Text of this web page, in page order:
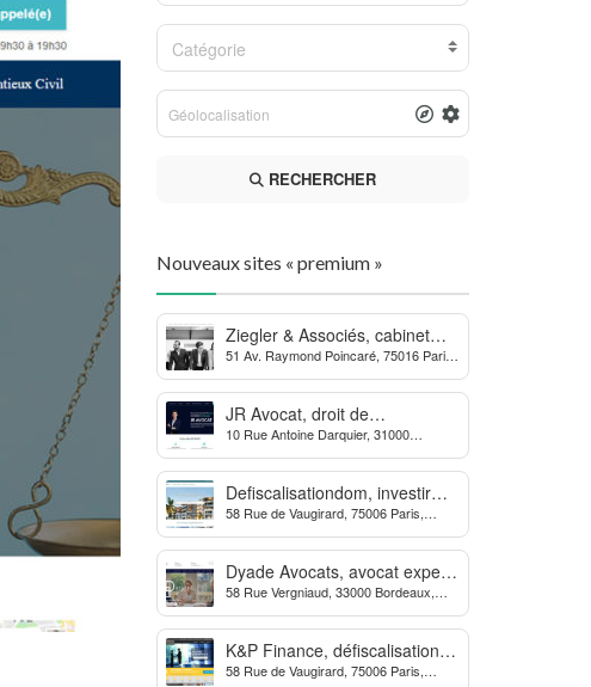
Catégorie
RECHERCHER
Nouveaux sites « premium »
Ziegler & Associés, cabinet
d’avocats en droit bancaire,
cryptomonnaie et escroqueries
financières
51 Av. Raymond Poincaré, 75016 Paris,
JR Avocat, droit de
l’environnement et de
l’urbanisme
10 Rue Antoine Darquier, 31000
Defiscalisationdom, investir
dans l’immobilier neuf Outre-
mer
58 Rue de Vaugirard, 75006 Paris,
Dyade Avocats, avocat expert
des procédures contre la
MDPH
58 Rue Vergniaud, 33000 Bordeaux,
K&P Finance, défiscalisation et
placements financiers
58 Rue de Vaugirard, 75006 Paris,